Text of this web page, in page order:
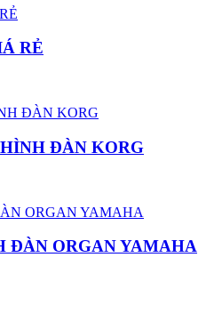
RẺ
ĐÀN KORG
ĐÀN ORGAN YAMAHA